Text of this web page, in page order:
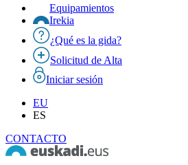
Equipamientos
Irekia
¿Qué es la gida?
Solicitud de Alta
Iniciar sesión
EU
ES
CONTACTO